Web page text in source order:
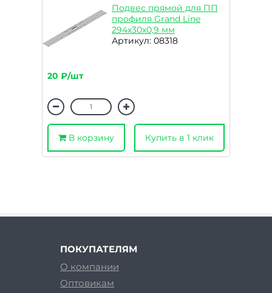
Подвес прямой для ПП
профиля Grand Line
294х30х0,9 мм
Артикул: 08318
20 ₽/шт
В корзину Купить в 1 клик
ПОКУПАТЕЛЯМ
О компании
Оптовикам